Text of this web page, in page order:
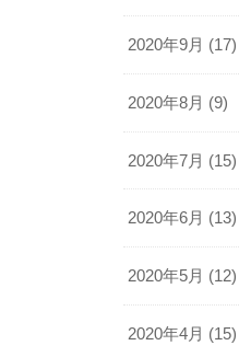
2020年9月 (17)
2020年8月 (9)
2020年7月 (15)
2020年6月 (13)
2020年5月 (12)
2020年4月 (15)